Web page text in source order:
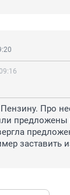
Пензину. Про
предложены
заставить